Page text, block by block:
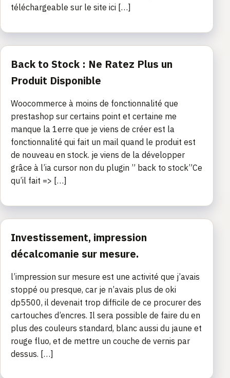
téléchargeable sur le site ici […]
Back to Stock : Ne Ratez Plus un
Produit Disponible
Woocommerce à moins de fonctionnalité que
prestashop sur certains point et certaine me
manque la 1erre que je viens de créer est la
fonctionnalité qui fait un mail quand le produit est
de nouveau en stock. je viens de la développer
grâce à l’ia cursor non du plugin ” back to stock”Ce
qu’il fait => […]
Investissement, impression
décalcomanie sur mesure.
l’impression sur mesure est une activité que j’avais
stoppé ou presque, car je n’avais plus de oki
dp5500, il devenait trop difficile de ce procurer des
cartouches d’encres. Il sera possible de faire du en
plus des couleurs standard, blanc aussi du jaune et
rouge fluo, et de mettre un couche de vernis par
dessus. […]